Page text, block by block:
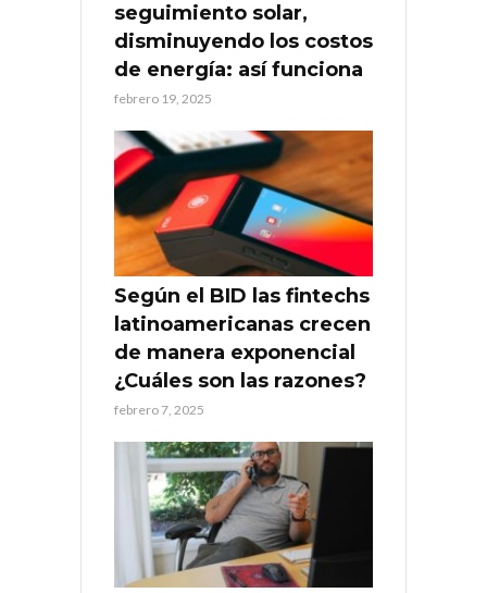
seguimiento solar,
disminuyendo los costos
de energía: así funciona
febrero 19, 2025
Según el BID las fintechs
latinoamericanas crecen
de manera exponencial
¿Cuáles son las razones?
febrero 7, 2025